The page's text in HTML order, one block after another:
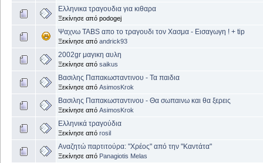
Ελληνικα τραγουδια για κιθαρα
Ξεκίνησε από podogej
Ψαχνω TABS απο το τραγουδι τον Χασμα - Εισαγωγη ! + tip
Ξεκίνησε από andrick93
2002gr μαγικη αυλη
Ξεκίνησε από saikus
Βασιλης Παπακωσταντινου - Τα παιδια
Ξεκίνησε από AsimosKrok
Βασιλης Παπακωσταντινου - Θα σωπαινω και θα ξερεις
Ξεκίνησε από AsimosKrok
Ελληνικά τραγούδια
Ξεκίνησε από rosil
Αναζητώ παρτιτούρα: "Χρέος" από την "Καντάτα"
Ξεκίνησε από Panagiotis Melas